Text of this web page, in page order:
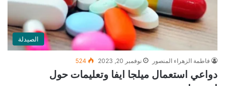
الصيدلة
فاطمة الزهراء المنصور نوفمبر 20, 2023 524
دواعي استعمال ميلجا ايفا وتعليمات حول